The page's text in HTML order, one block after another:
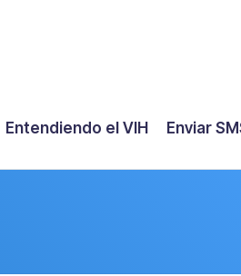
Entendiendo el VIH Enviar